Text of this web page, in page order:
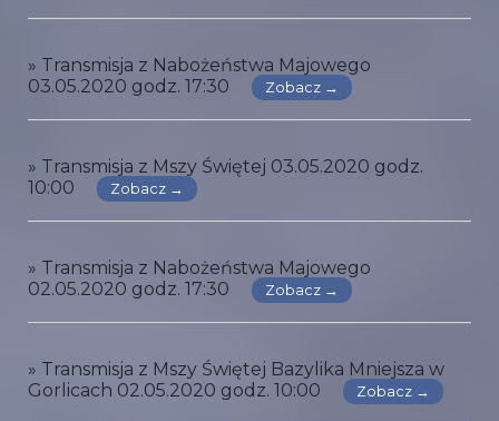
» Transmisja z Nabożeństwa Majowego
03.05.2020 godz. 17:30
Zobacz →
» Transmisja z Mszy Świętej 03.05.2020 godz.
10:00
Zobacz →
» Transmisja z Nabożeństwa Majowego
02.05.2020 godz. 17:30
Zobacz →
» Transmisja z Mszy Świętej Bazylika Mniejsza w
Gorlicach 02.05.2020 godz. 10:00
Zobacz →